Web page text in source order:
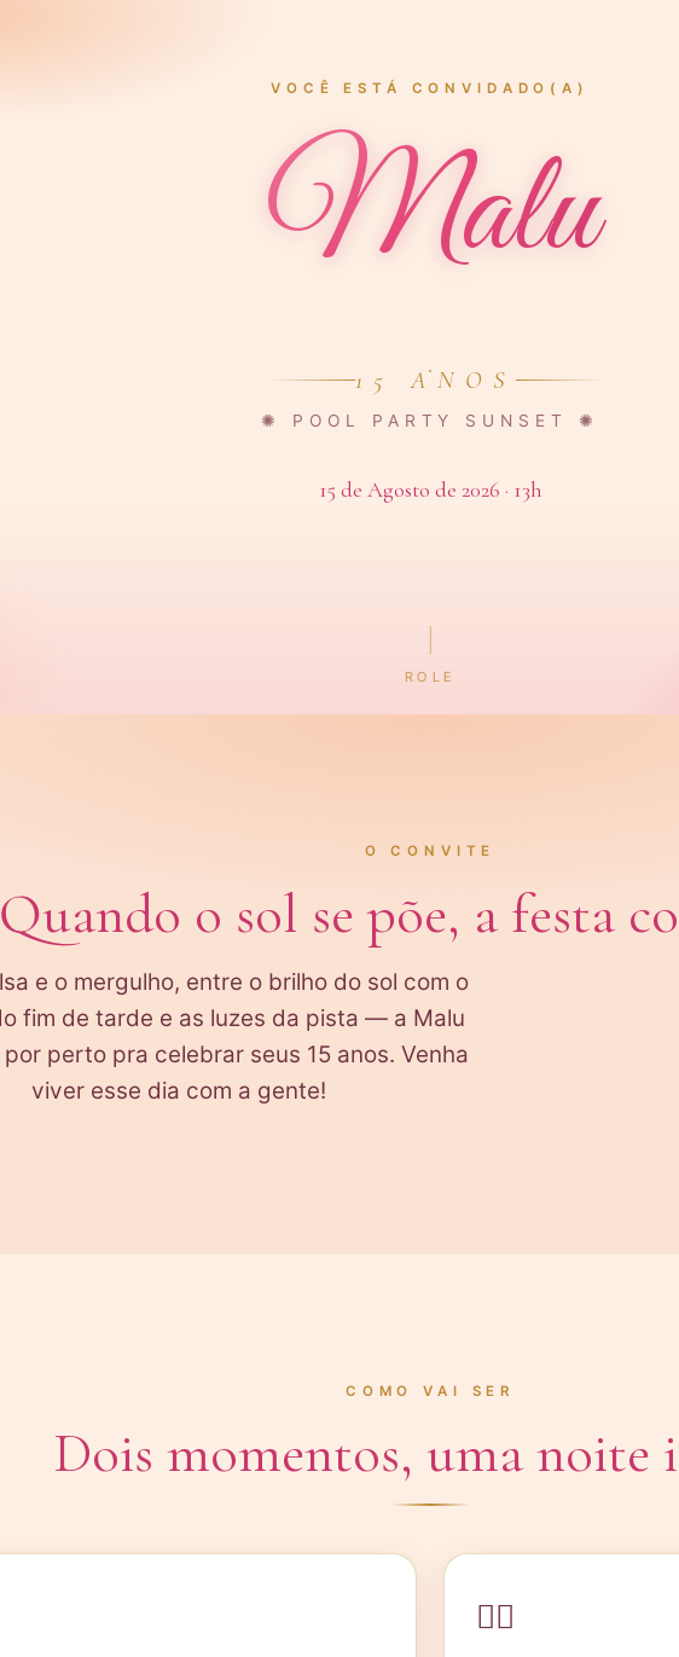
VOCÊ ESTÁ CONVIDADO(A)
Malu
15 ANOS
✺ POOL PARTY SUNSET ✺
15 de Agosto de 2026 · 13h
ROLE
O CONVITE
Quando o sol se põe, a festa
e o mergulho, entre o brilho do sol com o
fim de tarde e as luzes da pista — a Malu
perto pra celebrar seus 15 anos. Venha
viver esse dia com a gente!
COMO VAI SER
Dois momentos, uma noite
🏊‍♀️